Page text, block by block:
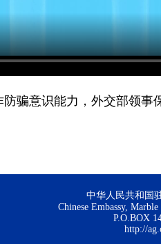
骗意识能力，外交部领
中华人民共和国
Chinese Embassy,
P.O.BOX
http://